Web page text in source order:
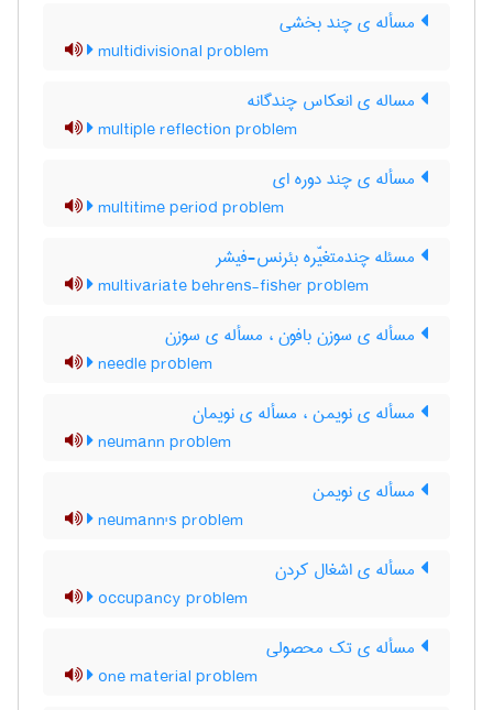
مسأله ی چند بخشی
multidivisional problem
مساله ی انعکاس چندگانه
multiple reflection problem
مسأله ی چند دوره ای
multitime period problem
مسئله چندمتغیّره بئرنس-فیشر
multivariate behrens-fisher problem
مسأله ی سوزن بافون ، مسأله ی سوزن
needle problem
مسأله ی نویمن ، مسأله ی نویمان
neumann problem
مسأله ی نویمن
neumann's problem
مسأله ی اشغال کردن
occupancy problem
مسأله ی تک محصولی
one material problem